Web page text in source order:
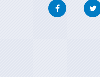
Facebook